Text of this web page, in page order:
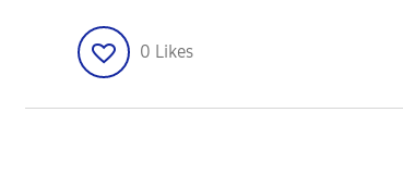
0 Likes